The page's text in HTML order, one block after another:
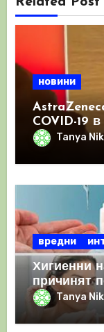
новини
COVID-19
призна,
съсиреци
Tanya
вредни
Хигиенни
причинят
ползаTanya